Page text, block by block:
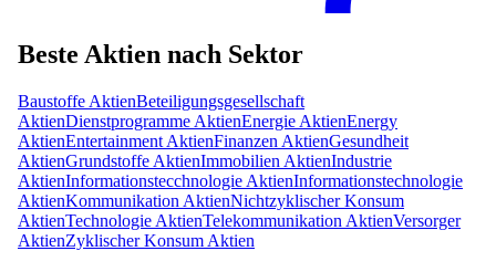
Beste Aktien nach Sektor
Baustoffe AktienBeteiligungsgesellschaft
AktienDienstprogramme AktienEnergie AktienEnergy
AktienEntertainment AktienFinanzen AktienGesundheit
AktienGrundstoffe AktienImmobilien AktienIndustrie
AktienInformationstecchnologie AktienInformationstechnologie
AktienKommunikation AktienNichtzyklischer Konsum
AktienTechnologie AktienTelekommunikation AktienVersorger
AktienZyklischer Konsum Aktien